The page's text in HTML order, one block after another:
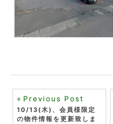
投
稿
Previous Post
10/13(木)、会員様限定
の物件情報を更新致しま